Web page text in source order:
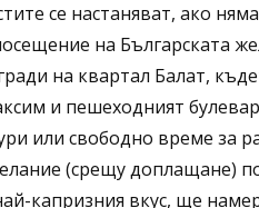
се настаняват, ако
на Българската
на квартал Балат,
и пешеходният
или свободно време за
(срещу доплащане)
капризния вкус, ще